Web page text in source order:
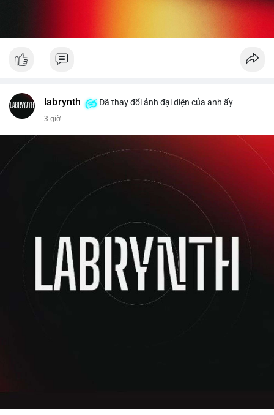
labrynth Đã thay đổi ảnh đại diện của anh ấy
3 giờ